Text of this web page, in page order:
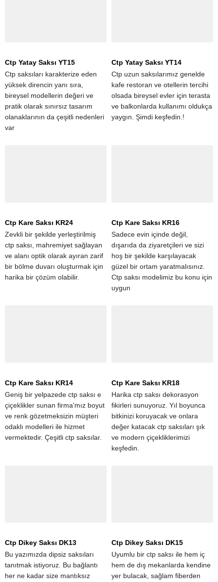
Ctp Yatay Saksı YT15
Ctp saksıları karakterize eden
yüksek direncin yanı sıra,
bireysel modellerin değeri ve
pratik olarak sınırsız tasarım
olanaklarının da çeşitli nedenleri
var
Ctp Yatay Saksı YT14
Ctp uzun saksılarımız genelde
kafe restoran ve otellerin tercihi
olsada bireysel evler için terasta
ve balkonlarda kullanımı oldukça
yaygın. Şimdi keşfedin.!
Ctp Kare Saksı KR24
Zevkli bir şekilde yerleştirilmiş
ctp saksı, mahremiyet sağlayan
ve alanı optik olarak ayıran zarif
bir bölme duvarı oluşturmak için
harika bir çözüm olabilir.
Ctp Kare Saksı KR16
Sadece evin içinde değil,
dışarıda da ziyaretçileri ve sizi
hoş bir şekilde karşılayacak
güzel bir ortam yaratmalısınız.
Ctp saksı modelimiz bu konu için
uygun
Ctp Kare Saksı KR14
Geniş bir yelpazede ctp saksı e
çiçeklikler sunan firma'mız boyut
ve renk gözetmeksizin müşteri
odaklı modelleri ile hizmet
vermektedir. Çeşitli ctp saksılar.
Ctp Kare Saksı KR18
Harika ctp saksı dekorasyon
fikirleri sunuyoruz. Yıl boyunca
bitkinizi koruyacak ve onlara
değer katacak ctp saksıları şık
ve modern çiçekliklerimizi
keşfedin.
Ctp Dikey Saksı DK13
Bu yazımızda dipsiz saksıları
tanıtmak istiyoruz. Bu bağlantı
her ne kadar size mantıksız
Ctp Dikey Saksı DK15
Uyumlu bir ctp saksı ile hem iç
hem de dış mekanlarda kendine
yer bulacak, sağlam fiberden